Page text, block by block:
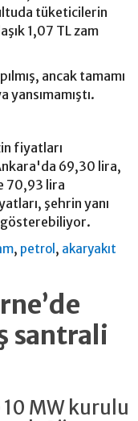
tüketicilerin
1,07 TL zam
ancak tamamı
yansımamıştı.
fiyatları
69,30 lira,
70,93 lira
şehrin yanı
gösterebiliyor.
, petrol , akaryakıt
santrali
MW kurulu